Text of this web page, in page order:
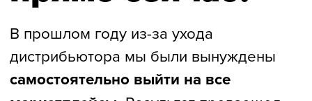
Нам доверяют
лучшие